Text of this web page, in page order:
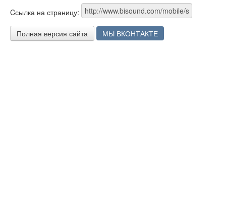
Cсылка на страницу:
Полная версия сайта МЫ ВКОНТАКТЕ